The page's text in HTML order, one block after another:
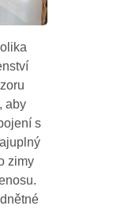
aby
s
zimy